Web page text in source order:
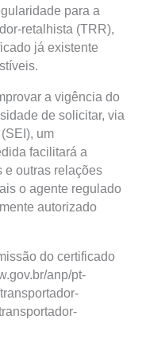
para a
retalhista (TRR),
já existente
a vigência do
de solicitar, via
um
facilitará a
e outras relações
o agente regulado
autorizado
do certificado
anp/pt-